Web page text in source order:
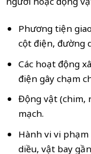
Phương tiện
cột điện, đường
Các hoạt động
điện gây chạm
Động vật (chim,
mạch.
Hành vi vi
diều, vật bay